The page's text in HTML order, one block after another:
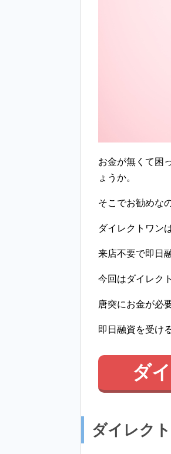
お金が無くて困
ょうか。
そこでお勧めな
ダイレクトワン
来店不要で即日
今回はダイレク
唐突にお金が必
即日融資を受け
ダ
ダイレク